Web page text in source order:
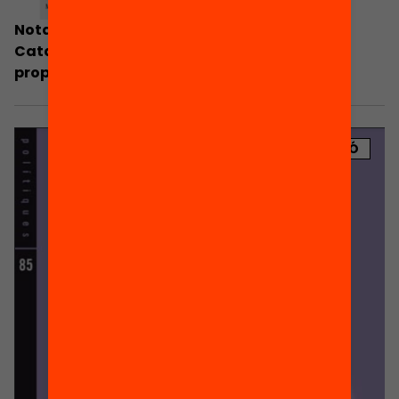
Nota de premsa: L’estat de l’educació a
Catalunya. Presentació dels resultats i
propostes de l’Anuari 2016
PUBLICACIÓ